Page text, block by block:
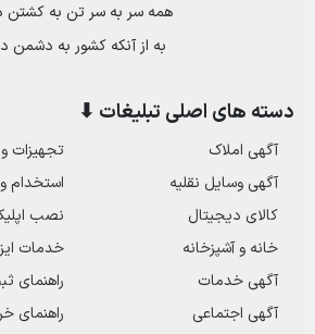
همه سر به سر تن به كشتن
به از آنكه كشور به دشمن
دسته های اصلی تبلیغات ⬇
آگهی املاک
آگهی وسایل نقلیه
کالای دیجیتال
خانه و آشپزخانه
آگهی خدمات
آگهی اجتماعی
تجهیزات
استخدام
نصب
خدمات
راهنمای
راهنمای